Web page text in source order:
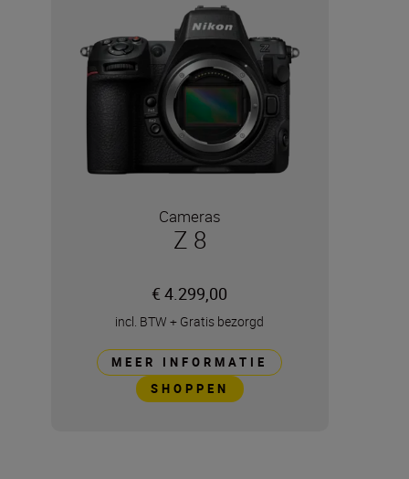
Cameras
Z 8
€ 4.299,00
incl. BTW + Gratis bezorgd
MEER INFORMATIE
SHOPPEN